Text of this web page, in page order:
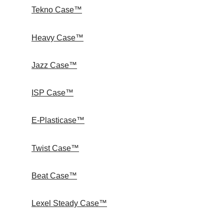
Tekno Case™
Heavy Case™
Jazz Case™
ISP Case™
E-Plasticase™
Twist Case™
Beat Case™
Lexel Steady Case™